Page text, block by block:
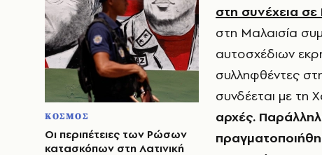
ΚΟΣΜΟΣ
Οι περιπέτειες των Ρώσων
κατασκόπων στη Λατινική
στη συνέχεια σε
στη Μαλαισία
αυτοσχέδιων
συλληφθέντες
συνδέεται με τη
αρχές.